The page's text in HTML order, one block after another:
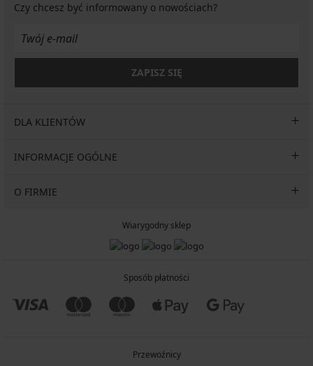
Czy chcesz być informowany o nowościach?
ZAPISZ SIĘ
DLA KLIENTÓW
INFORMACJE OGÓLNE
O FIRMIE
Wiarygodny sklep
Sposób płatności
Przewoźnicy